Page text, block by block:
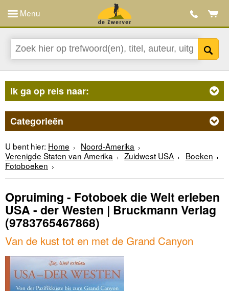
Menu
Ik ga op reis naar:
Categorieën
U bent hier: Home
Noord-Amerika
Verenigde Staten van Amerika
Zuidwest USA
Boeken
Fotoboeken
Opruiming - Fotoboek die Welt erleben
USA - der Westen | Bruckmann Verlag
(9783765467868)
Van de kust tot en met de Grand Canyon